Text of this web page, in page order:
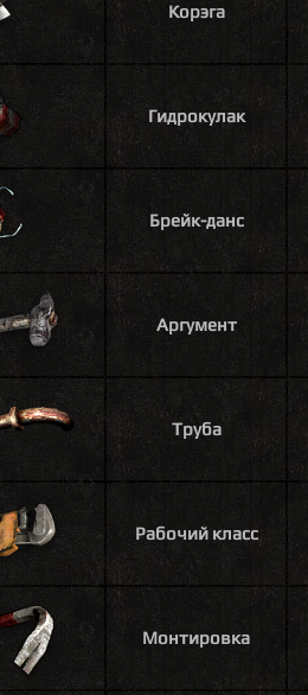
Корэга
Гидрокулак
Брейк-данс
Аргумент
Труба
Рабочий класс
Монтировка